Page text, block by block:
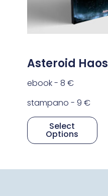
Asteroid Haos
ebook - 8 €
stampano - 9 €
Select
Options